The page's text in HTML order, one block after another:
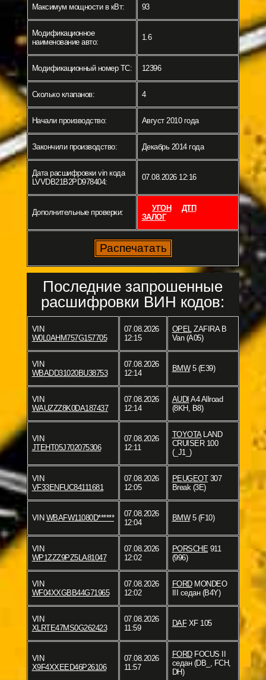
Максимум мощности в кВт: 93
Модификационное
наименование авто:
1.6
Модификационный номер ТС: 12396
Сколько клапанов: 4
Начали производство: Август 2010 года
Закончили производство: Декабрь 2014 года
Дата расшифровки vin кода
LVVDB21B2PD978404:
07.08.2026 12:16
Дополнительные проверки: УГОН
ДТП
ЗАЛОГ
Последние запрошенные
расшифровки ВИН кодов:
VIN
W0L0AHM757G157705
07.08.2026
12:15
OPEL ZAFIRA B
Van (A05)
VIN
WBADD31020BU38753
07.08.2026
12:14
BMW5 (E39)
VIN
WAUZZZ8K0DA187437
07.08.2026
12:14
AUDI A4 Allroad
(8KH, B8)
VIN
JTEHT05J702075306
07.08.2026
12:11
TOYOTALAND
CRUISER 100
(_J1_)
VIN
VF33ENFUC84111681
07.08.2026
12:05
PEUGEOT307
Break (3E)
VIN WBAFW11080D******
07.08.2026
12:04
BMW5 (F10)
VIN
WP1ZZZ9PZ5LA81047
07.08.2026
12:02
PORSCHE 911
(996)
VIN
WF04XXGBB44G71965
07.08.2026
12:02
FORDMONDEO
III седан (B4Y)
VIN
XLRTE47MS0G262423
07.08.2026
11:59
DAFXF 105
VIN
X9F4XXEED46P26106
07.08.2026
11:57
FORDFOCUS II
седан (DB_, FCH,
DH)